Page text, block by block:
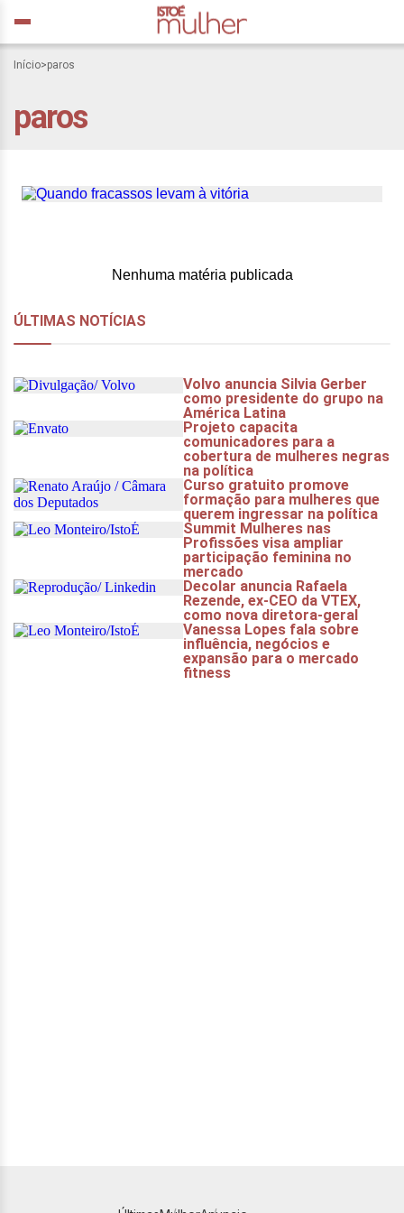
Início>paros
parosQuando fracassos levam
Nenhuma matéria publicada